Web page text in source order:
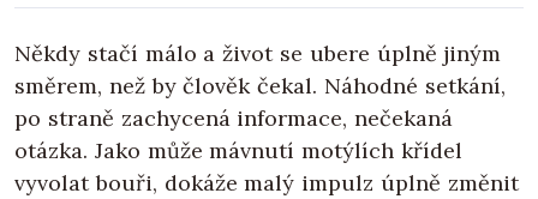
Někdy stačí málo a život se ubere úplně jiným
směrem, než by člověk čekal. Náhodné setkání,
po straně zachycená informace, nečekaná
otázka. Jako může mávnutí motýlích křídel
vyvolat bouři, dokáže malý impulz úplně změnit